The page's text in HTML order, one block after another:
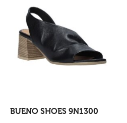
BUENO SHOES 9N1300